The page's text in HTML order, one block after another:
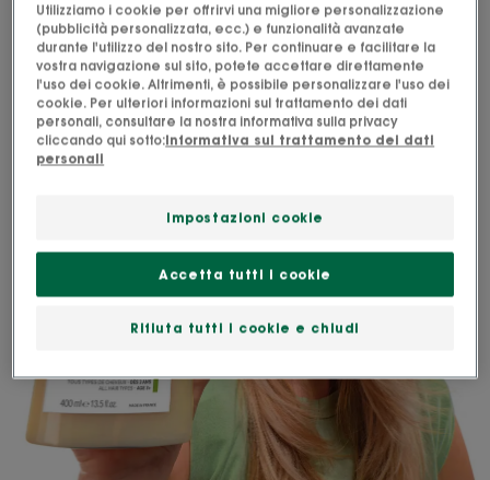
Utilizziamo i cookie per offrirvi una migliore personalizzazione
(pubblicità personalizzata, ecc.) e funzionalità avanzate
durante l'utilizzo del nostro sito. Per continuare e facilitare la
vostra navigazione sul sito, potete accettare direttamente
l'uso dei cookie. Altrimenti, è possibile personalizzare l'uso dei
cookie. Per ulteriori informazioni sul trattamento dei dati
personali, consultare la nostra informativa sulla privacy
cliccando qui sotto:Informativa sul trattamento dei dati
personali
Impostazioni cookie
Rifiuta tutti i cookie e chiudi
Accetta tutti i cookie